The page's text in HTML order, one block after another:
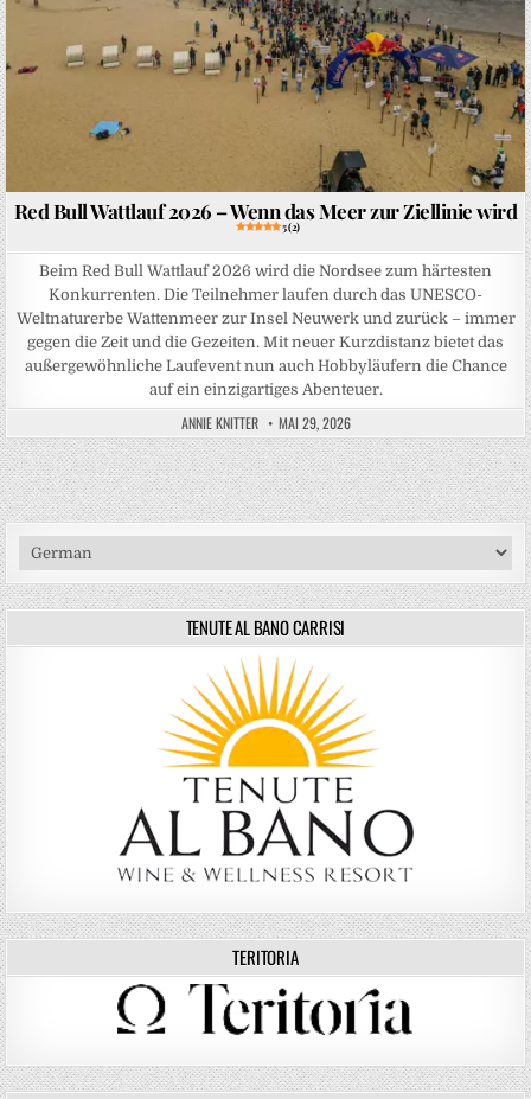
Red Bull Wattlauf 2026 – Wenn das Meer zur Ziellinie wird
5 (2)
Beim Red Bull Wattlauf 2026 wird die Nordsee zum härtesten
Konkurrenten. Die Teilnehmer laufen durch das UNESCO-
Weltnaturerbe Wattenmeer zur Insel Neuwerk und zurück – immer
gegen die Zeit und die Gezeiten. Mit neuer Kurzdistanz bietet das
außergewöhnliche Laufevent nun auch Hobbyläufern die Chance
auf ein einzigartiges Abenteuer.
ANNIE KNITTER MAI 29, 2026
TENUTE AL BANO CARRISI
TERITORIA